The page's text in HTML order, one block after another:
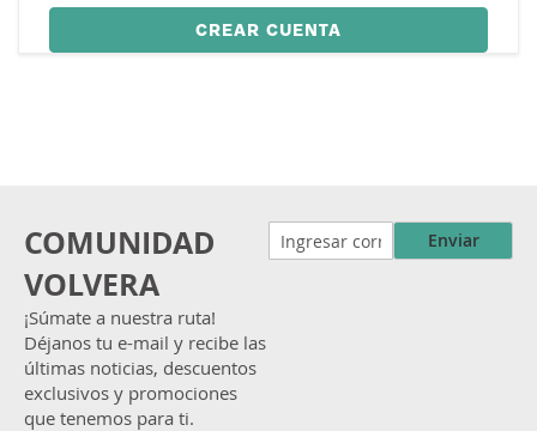
CREAR CUENTA
COMUNIDAD
VOLVERA
¡Súmate a nuestra ruta!
Déjanos tu e-mail y recibe las
últimas noticias, descuentos
exclusivos y promociones
que tenemos para ti.
Enviar